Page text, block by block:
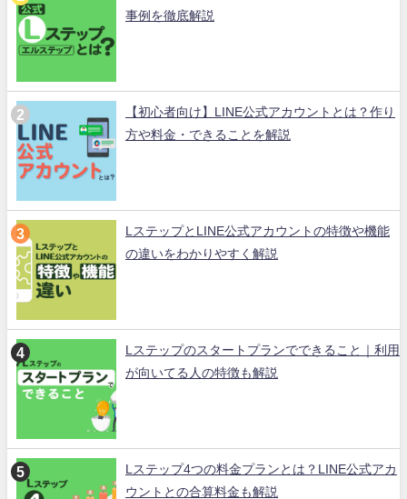
事例を徹底解説
【初心者向け】LINE公式アカウントとは？作り
方や料金・できることを解説
LステップとLINE公式アカウントの特徴や機能
の違いをわかりやすく解説
Lステップのスタートプランでできること｜利用
が向いてる人の特徴も解説
Lステップ4つの料金プランとは？LINE公式アカ
ウントとの合算料金も解説